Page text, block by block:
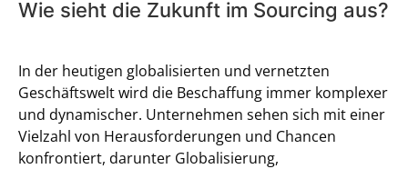
Wie sieht die Zukunft im Sourcing aus?
In der heutigen globalisierten und vernetzten
Geschäftswelt wird die Beschaffung immer komplexer
und dynamischer. Unternehmen sehen sich mit einer
Vielzahl von Herausforderungen und Chancen
konfrontiert, darunter Globalisierung,